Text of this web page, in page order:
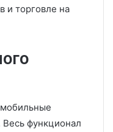
и торговле на
функционал